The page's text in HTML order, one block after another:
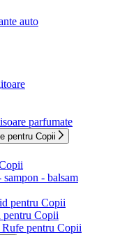
auto
parfumate
pentru Copii
- balsam
pentru Copii
pentru Copii
pentru Copii